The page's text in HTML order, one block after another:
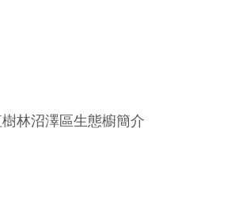
林沼澤區生態櫥簡介